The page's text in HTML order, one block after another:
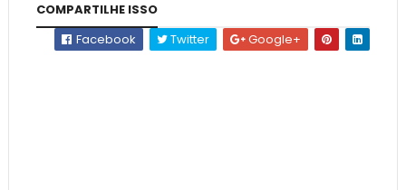
COMPARTILHE ISSO
Facebook
Twitter Google+